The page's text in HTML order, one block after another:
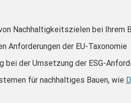
Nachhaltigkeitszielen bei Ihrem
Anforderungen der EU-Taxonomie
der Umsetzung der ESG-
für nachhaltiges Bauen, wie